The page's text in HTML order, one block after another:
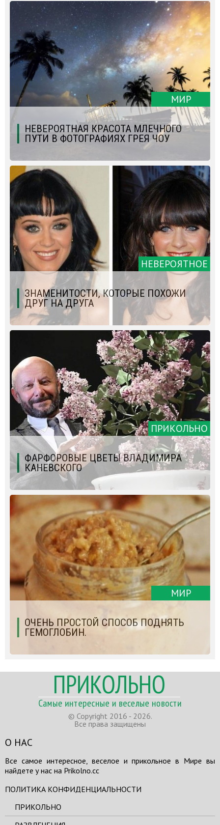
МИР
НЕВЕРОЯТНАЯ КРАСОТА МЛЕЧНОГО
ПУТИ В ФОТОГРАФИЯХ ГРЕЯ ЧОУ
НЕВЕРОЯТНОЕ
ЗНАМЕНИТОСТИ, КОТОРЫЕ ПОХОЖИ
ДРУГ НА ДРУГА
ПРИКОЛЬНО
ФАРФОРОВЫЕ ЦВЕТЫ ВЛАДИМИРА
КАНЕВСКОГО
МИР
ОЧЕНЬ ПРОСТОЙ СПОСОБ ПОДНЯТЬ
ГЕМОГЛОБИН.
ПРИКОЛЬНО
Самые интересные и веселые новости
© Copyright 2016 - 2026.
Все права защищены
О НАС
Все самое интересное, веселое и прикольное в Мире вы
найдете у нас на Prikolno.cc
ПОЛИТИКА КОНФИДЕНЦИАЛЬНОСТИ
ПРИКОЛЬНО